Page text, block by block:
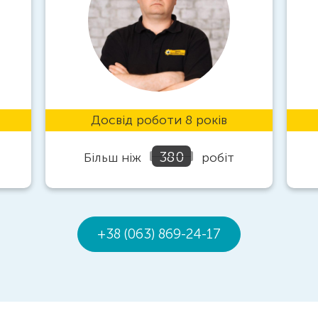
Досвід роботи 8 років
Більш ніж 380 робіт
+38 (063) 869-24-17